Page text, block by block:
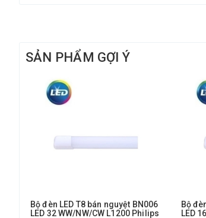
SẢN PHẨM GỢI Ý
Bộ đèn LED T8 bán nguyệt BN006
LED 32 WW/NW/CW L1200 Philips
Bộ
LED